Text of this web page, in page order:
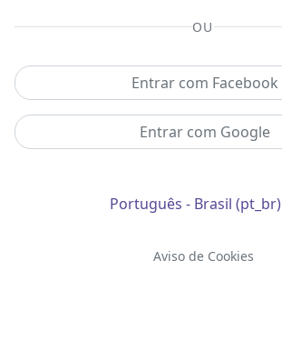
OU
Entrar com Facebook
Entrar com Google
Português - Brasil ‎(pt_br)‎
Aviso de Cookies